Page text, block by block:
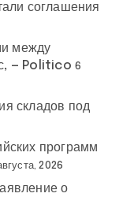
соглашения
между
— Politico 6
складов под
программ
2026
о